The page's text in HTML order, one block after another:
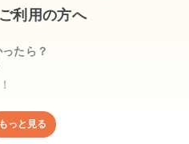
利用の方へ
たら？
もっと見る